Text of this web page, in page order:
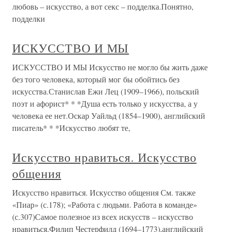
любовь – искусство, а вот секс – подделка.Понятно,
подделки
ИСКУССТВО И МЫ
ИСКУССТВО И МЫ Искусство не могло бы жить даже
без того человека, который мог бы обойтись без
искусства.Станислав Ежи Лец (1909–1966), польский
поэт и афорист* * *Душа есть только у искусства, а у
человека ее нет.Оскар Уайльд (1854–1900), английский
писатель* * *Искусство любят те,
Искусство нравиться. Искусство
общения
Искусство нравиться. Искусство общения См. также
«Пиар» (с.178); «Работа с людьми. Работа в команде»
(с.307)Самое полезное из всех искусств – искусство
нравиться.Филип Честерфилд (1694–1773),английский